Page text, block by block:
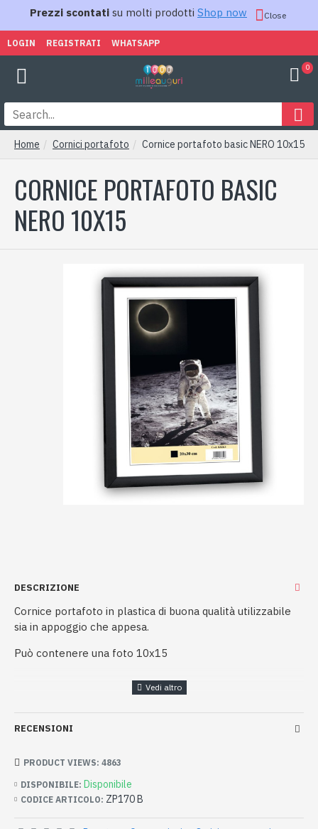
Prezzi scontati su molti prodotti Shop now Close
LOGIN REGISTRATI WHATSAPP
0
Home Cornici portafoto Cornice portafoto basic NERO 10x15
CORNICE PORTAFOTO BASIC
NERO 10X15
DESCRIZIONE
Cornice portafoto in plastica di buona qualità utilizzabile
sia in appoggio che appesa.
Può contenere una foto 10x15
RECENSIONI
DISPONIBILE: Disponibile
CODICE ARTICOLO: ZP170 B
PRODUCT VIEWS: 4863